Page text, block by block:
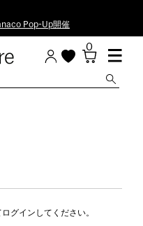
Pop-Up開催
0
グインしてください。